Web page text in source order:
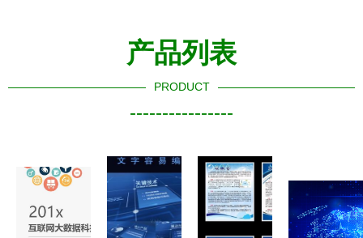
产品列表
PRODUCT
----------------